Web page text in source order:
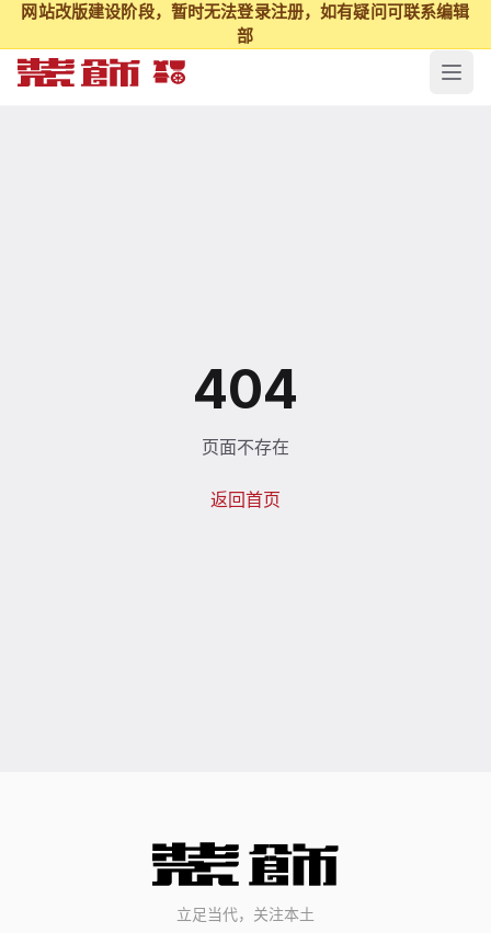
网站改版建设阶段，暂时无法登录注册，如有疑问可联系编辑
部
404
页面不存在
返回首页
立足当代，关注本土